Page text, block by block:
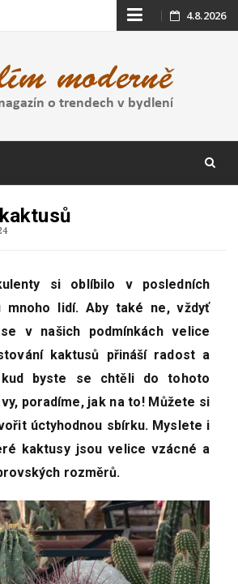
Skip
content
4.8.2026
si oblíbilo v posledních
mnoho lidí. Aby také ne, vždyť
v našich podmínkách velice
kaktusů přináší radost a
byste se chtěli do tohoto
poradíme, jak na to! Můžete si
úctyhodnou sbírku. Myslete i
kaktusy jsou velice vzácné a
rozměrů.